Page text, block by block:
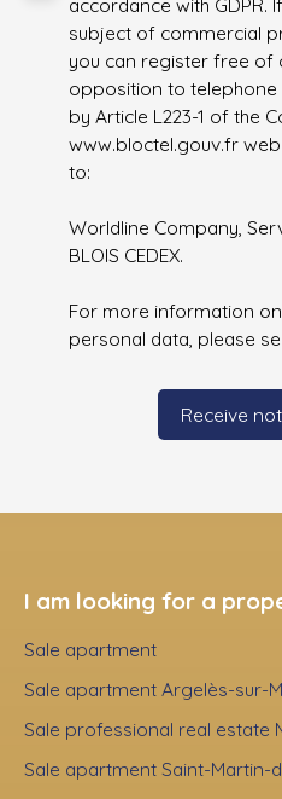
accordance with GDPR.
subject of commercial
you can register free of
opposition to
by Article L223-1 of the
www.bloctel.gouv.fr
to:
Worldline Company,
BLOIS CEDEX.
For more information
personal data, please
Receive
I am looking for a
Sale apartment
Sale apartment Argelès-sur-
Sale professional real estate
Sale apartment Saint-Martin-